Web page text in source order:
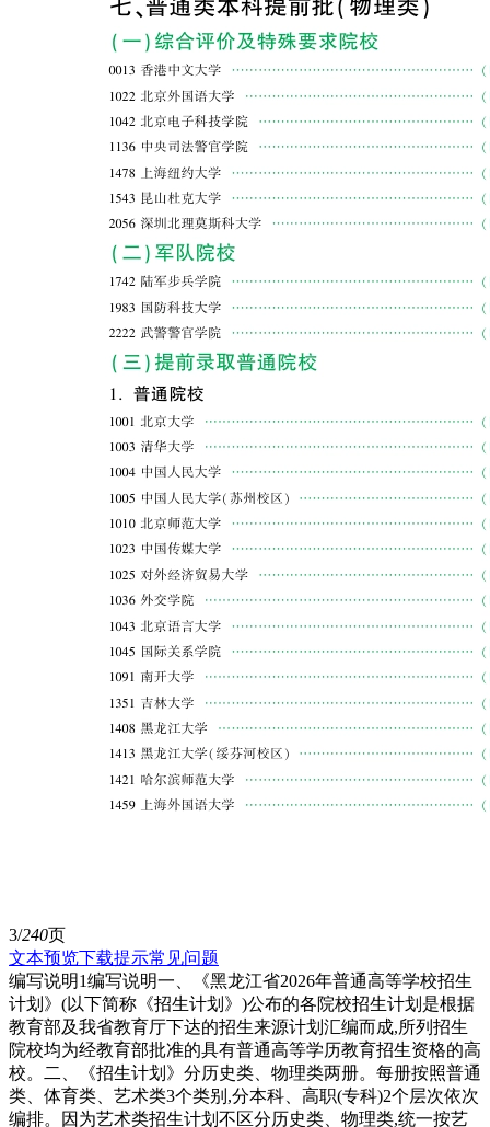
3/240页
文本预览下载提示常见问题
编写说明1编写说明一、《黑龙江省2026年普通高等学校招生
计划》(以下简称《招生计划》)公布的各院校招生计划是根据
教育部及我省教育厅下达的招生来源计划汇编而成,所列招生
院校均为经教育部批准的具有普通高等学历教育招生资格的高
校。二、《招生计划》分历史类、物理类两册。每册按照普通
类、体育类、艺术类3个类别,分本科、高职(专科)2个层次依次
编排。因为艺术类招生计划不区分历史类、物理类,统一按艺